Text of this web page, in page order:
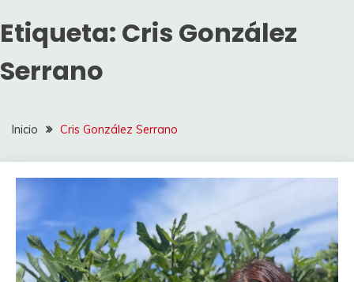
Etiqueta: Cris González
Serrano
Inicio Cris González Serrano